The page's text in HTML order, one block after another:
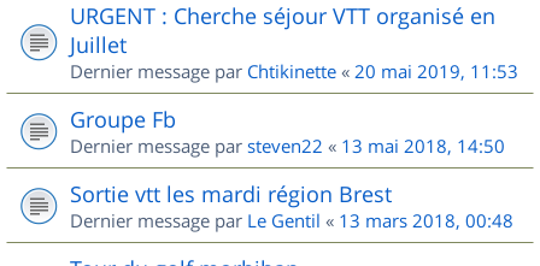
URGENT : Cherche séjour VTT organisé en
Juillet
Dernier message par Chtikinette « 20 mai 2019, 11:53
Groupe Fb
Dernier message par steven22 « 13 mai 2018, 14:50
Sortie vtt les mardi région Brest
Dernier message par Le Gentil « 13 mars 2018, 00:48